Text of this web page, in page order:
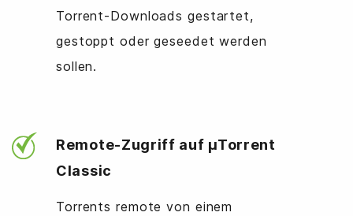
Torrent-Downloads gestartet,
gestoppt oder geseedet werden
sollen.
Remote-Zugriff auf µTorrent
Classic
Torrents remote von einem